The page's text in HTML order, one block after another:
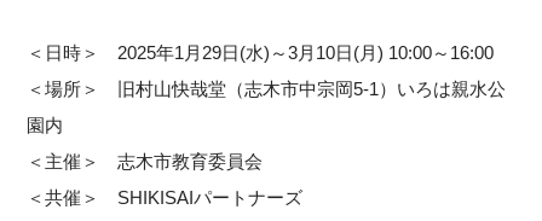
＜日時＞ 2025年1月29日(水)～3月10日(月) 10:00～16:00
＜場所＞ 旧村山快哉堂（志木市中宗岡5-1）いろは親水公
園内
＜主催＞ 志木市教育委員会
＜共催＞ SHIKISAIパートナーズ